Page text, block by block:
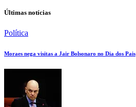
Últimas notícias
Política
Moraes nega visitas a Jair Bolsonaro no Dia dos Pais